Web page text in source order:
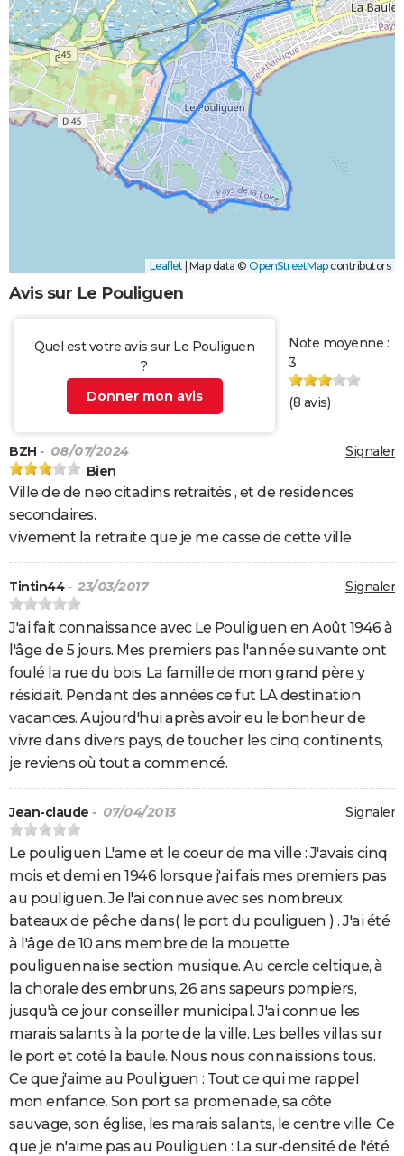
Leaflet Map data © OpenStreetMapcontributors
Avis sur Le Pouliguen
Quel est votre avis sur Le Pouliguen
?
Donner mon avis
Note moyenne :
3
(8 avis)
Signaler
BZH - 08/07/2024
Bien
Ville de de neo citadins retraités , et de residences
secondaires.
vivement la retraite que je me casse de cette ville
Signaler
Tintin44- 23/03/2017
J'ai fait connaissance avec Le Pouliguen en Août 1946 à
l'âge de 5 jours. Mes premiers pas l'année suivante ont
foulé la rue du bois. La famille de mon grand père y
résidait. Pendant des années ce fut LA destination
vacances. Aujourd'hui après avoir eu le bonheur de
vivre dans divers pays, de toucher les cinq continents,
je reviens où tout a commencé.
Signaler
Jean-claude - 07/04/2013
Le pouliguen L'ame et le coeur de ma ville : J'avais cinq
mois et demi en 1946 lorsque j'ai fais mes premiers pas
au pouliguen. Je l'ai connue avec ses nombreux
bateaux de pêche dans( le port du pouliguen ) . J'ai été
à l'âge de 10 ans membre de la mouette
pouliguennaise section musique. Au cercle celtique, à
la chorale des embruns, 26 ans sapeurs pompiers,
jusqu'à ce jour conseiller municipal. J'ai connue les
marais salants à la porte de la ville. Les belles villas sur
le port et coté la baule. Nous nous connaissions tous.
Ce que j'aime au Pouliguen : Tout ce qui me rappel
mon enfance. Son port sa promenade, sa côte
sauvage, son église, les marais salants, le centre ville. Ce
que je n'aime pas au Pouliguen : La sur-densité de l'été,